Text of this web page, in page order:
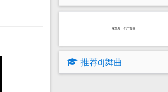
这里是一个广告位
推荐dj舞曲